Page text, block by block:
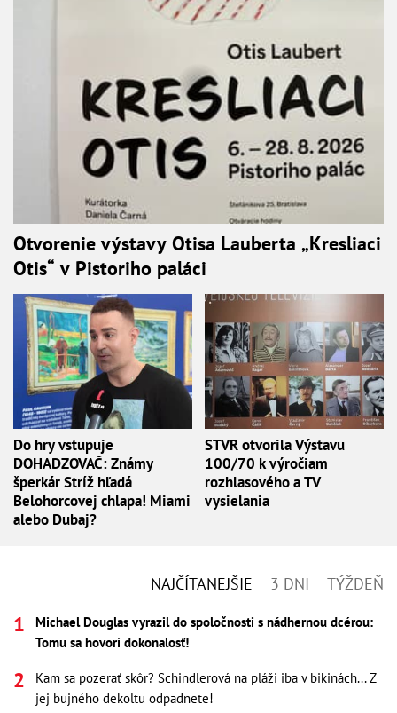
Otvorenie výstavy Otisa Lauberta „Kresliaci
Otis“ v Pistoriho paláci
Do hry vstupuje
DOHADZOVAČ: Známy
šperkár Stríž hľadá
Belohorcovej chlapa! Miami
alebo Dubaj?
STVR otvorila Výstavu
100/70 k výročiam
rozhlasového a TV
vysielania
NAJČÍTANEJŠIE 3 DNI TÝŽDEŇ
Michael Douglas vyrazil do spoločnosti s nádhernou dcérou:
Tomu sa hovorí dokonalosť!
Kam sa pozerať skôr? Schindlerová na pláži iba v bikinách... Z
jej bujného dekoltu odpadnete!